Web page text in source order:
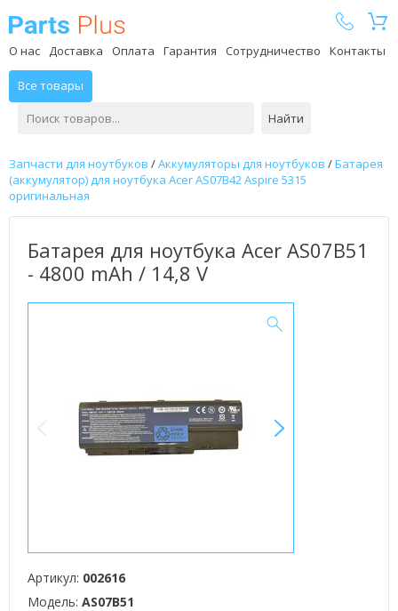
О нас Доставка Оплата Гарантия Сотрудничество Контакты
Все товары
Найти
Запчасти для ноутбуков /Аккумуляторы для ноутбуков /Батарея
(аккумулятор) для ноутбука Acer AS07B42 Aspire 5315
оригинальная
Батарея для ноутбука Acer AS07B51
- 4800 mAh / 14,8 V
Артикул: 002616
Модель: AS07B51